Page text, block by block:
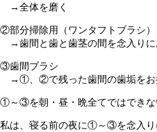
→全体を磨く
②部分掃除用（ワンタフトブラシ）
→歯間と歯と歯茎の間を念入りに
③歯間ブラシ
→①、②で残った歯間の歯垢をお
①～③を朝・昼・晩全てではできな
私は、寝る前の夜に①～③を念入り